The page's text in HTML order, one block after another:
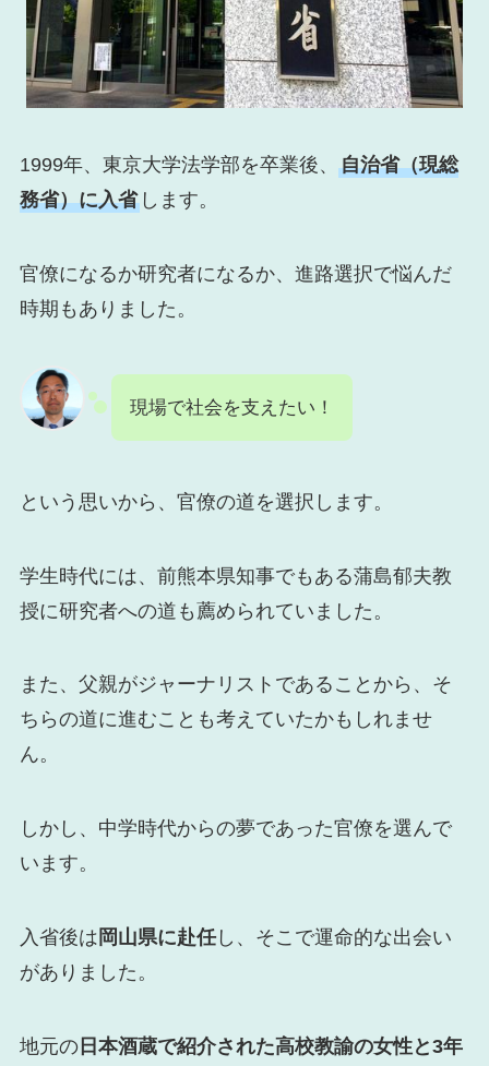
1999年、東京大学法学部を卒業後、 自治省（現総
務省）に入省します。
官僚になるか研究者になるか、進路選択で悩んだ
時期もありました。
現場で社会を支えたい！
という思いから、官僚の道を選択します。
学生時代には、前熊本県知事でもある蒲島郁夫教
授に研究者への道も薦められていました。
また、父親がジャーナリストであることから、そ
ちらの道に進むことも考えていたかもしれませ
ん。
しかし、中学時代からの夢であった官僚を選んで
います。
入省後は 岡山県に赴任し、そこで運命的な出会い
がありました。
地元の日本酒蔵で紹介された高校教諭の女性と3年